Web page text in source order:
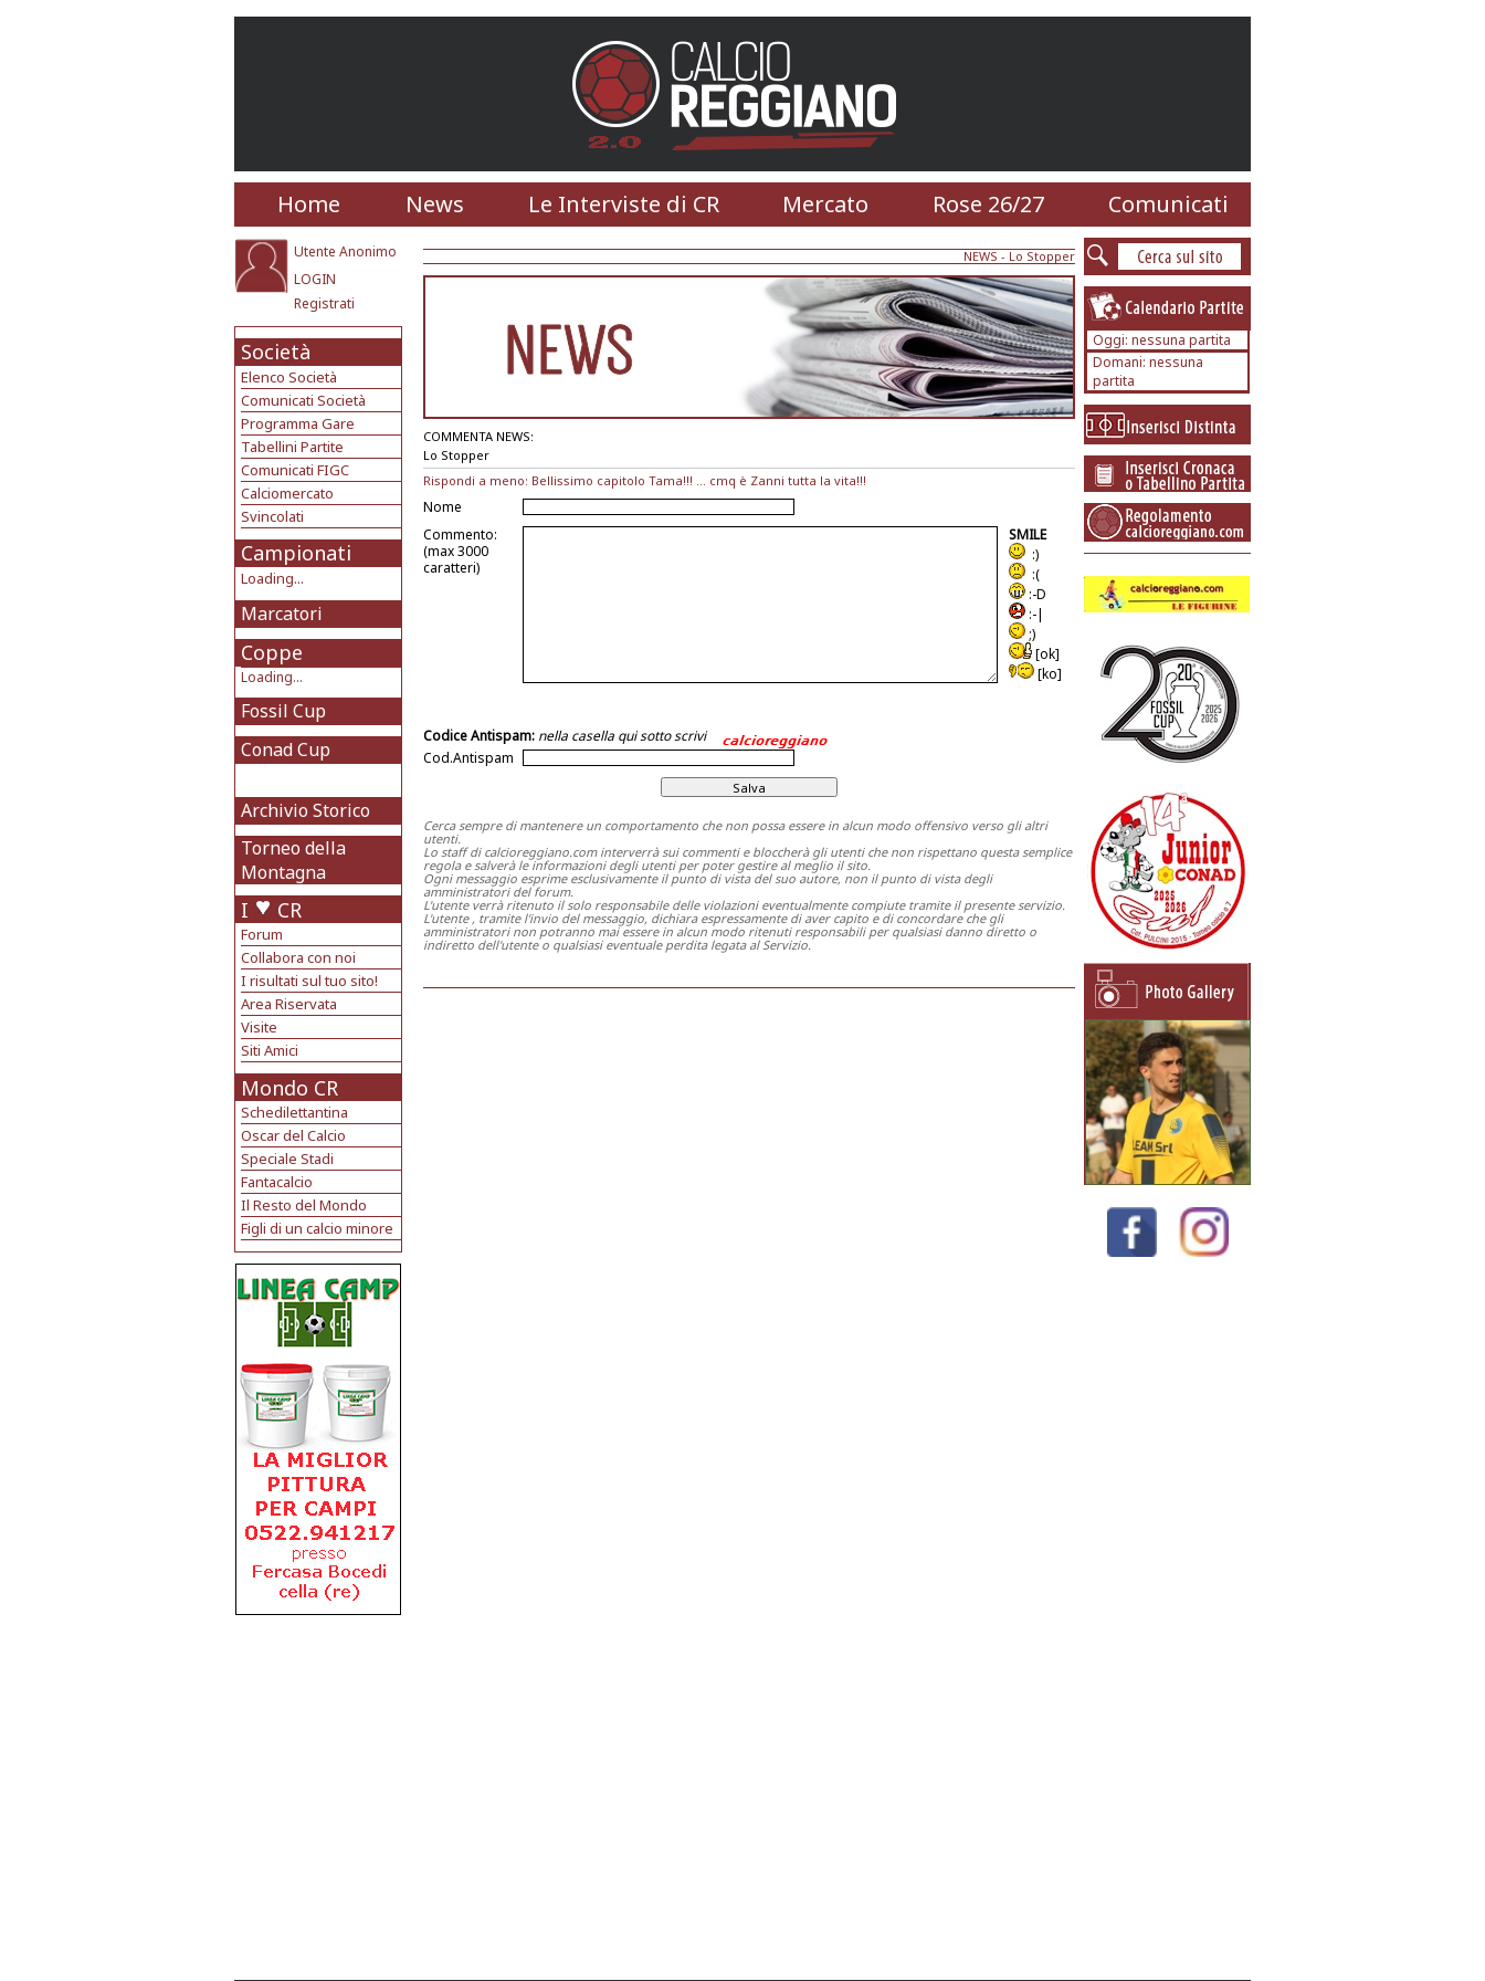
Home News Le Interviste di CR Mercato Rose 26/27 Comunicati
Utente Anonimo
LOGIN
Registrati
Società
Elenco Società
Comunicati Società
Programma Gare
Tabellini Partite
Comunicati FIGC
Calciomercato
Svincolati
Campionati
Loading...
Marcatori
Coppe
Loading...
Fossil Cup
Conad Cup
Archivio Storico
Torneo della
Montagna
I CR
Forum
Collabora con noi
I risultati sul tuo sito!
Area Riservata
Visite
Siti Amici
Mondo CR
Schedilettantina
Oscar del Calcio
Speciale Stadi
Fantacalcio
Il Resto del Mondo
Figli di un calcio minore
NEWS - Lo Stopper
COMMENTA NEWS:
Lo Stopper
Rispondi a meno: Bellissimo capitolo Tama!!! ... cmq è Zanni tutta la vita!!!
Nome
Commento:
(max 3000
caratteri)
SMILE
:)
:(
:-D
:-|
;)
[ok]
[ko]
Codice Antispam: nella casella qui sotto scrivi
Cod.Antispam
Cerca sempre di mantenere un comportamento che non possa essere in alcun modo offensivo verso gli altri
utenti.
Lo staff di calcioreggiano.com interverrà sui commenti e bloccherà gli utenti che non rispettano questa semplice
regola e salverà le informazioni degli utenti per poter gestire al meglio il sito.
Ogni messaggio esprime esclusivamente il punto di vista del suo autore, non il punto di vista degli
amministratori del forum.
L'utente verrà ritenuto il solo responsabile delle violazioni eventualmente compiute tramite il presente servizio.
L'utente , tramite l'invio del messaggio, dichiara espressamente di aver capito e di concordare che gli
amministratori non potranno mai essere in alcun modo ritenuti responsabili per qualsiasi danno diretto o
indiretto dell'utente o qualsiasi eventuale perdita legata al Servizio.
Oggi: nessuna partita
Domani: nessuna
partita